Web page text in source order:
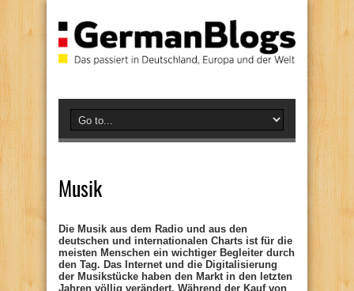
Musik
Die Musik aus dem Radio und aus den
deutschen und internationalen Charts ist für die
meisten Menschen ein wichtiger Begleiter durch
den Tag. Das Internet und die Digitalisierung
der Musikstücke haben den Markt in den letzten
Jahren völlig verändert. Während der Kauf von